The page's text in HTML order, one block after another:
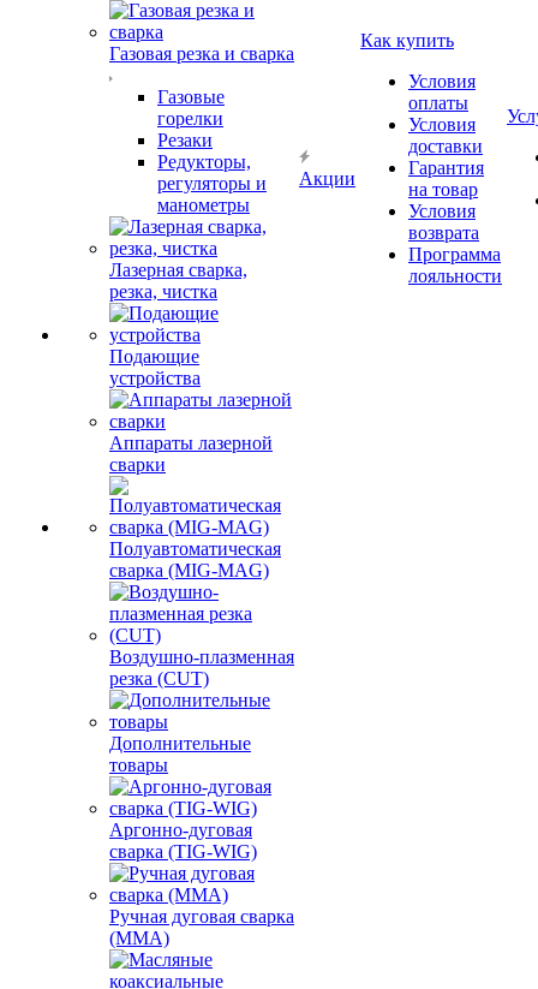
Газовая резка и сварка
Газовые
горелки
Резаки
Редукторы,
регуляторы и
манометры
Лазерная сварка,
резка, чистка
Подающие
устройства
Аппараты лазерной
сварки
Полуавтоматическая
сварка (MIG-MAG)
Воздушно-плазменная
резка (CUT)
Дополнительные
товары
Аргонно-дуговая
сварка (TIG-WIG)
Ручная дуговая сварка
(MMA)
Акции
Как купить
Условия
оплаты
Условия
доставки
Гарантия
на товар
Условия
возврата
Программа
лояльности